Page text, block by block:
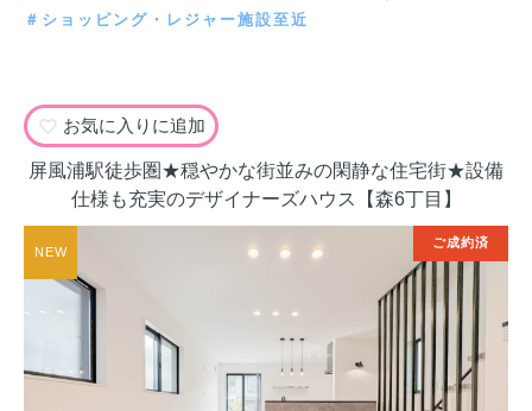
＃ショッピング・レジャー施設至近
お気に入りに追加
屏風浦駅徒歩圏★穏やかな街並みの閑静な住宅街★設備
仕様も充実のデザイナーズハウス【森6丁目】